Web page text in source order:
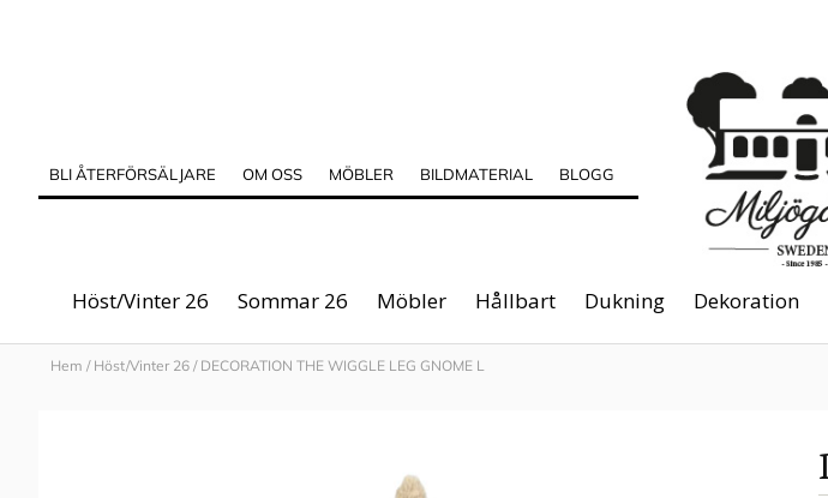
BLI ÅTERFÖRSÄLJARE OM OSS MÖBLER BILDMATERIAL BLOGG
Höst/Vinter 26 Sommar 26 Möbler Hållbart Dukning Dekoration
Hem / Höst/Vinter 26 / DECORATION THE WIGGLE LEG GNOME L